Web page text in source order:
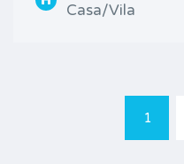
Casa/Vila
1